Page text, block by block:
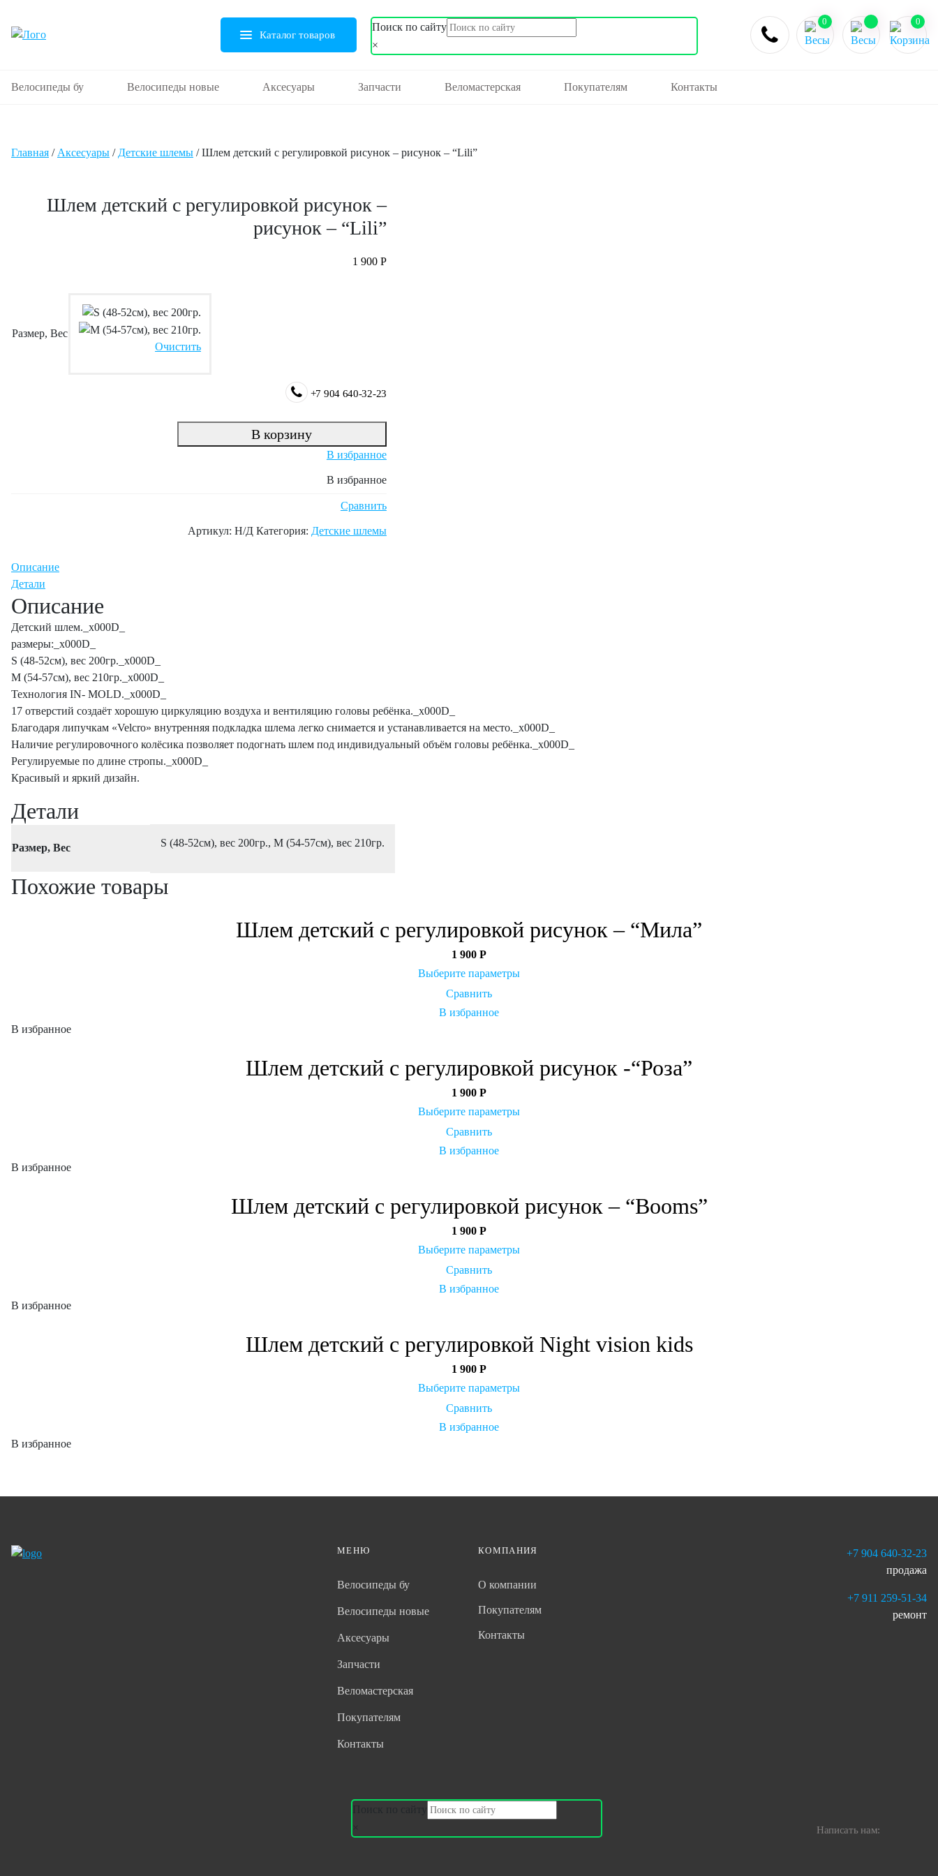
Каталог товаров
Поиск по сайту
×
0 0
Велосипеды бу Велосипеды новые Аксесуары Запчасти Веломастерская Покупателям Контакты
Главная / Аксесуары / Детские шлемы / Шлем детский с регулировкой рисунок – рисунок – “Lili”
Шлем детский с регулировкой рисунок –
рисунок – “Lili”
1 900 Р
Размер, Вес
Очистить
+7 904 640-32-23
В корзину
В избранное
В избранное
Сравнить
Артикул: Н/Д Категория: Детские шлемы
Описание
Детали
Описание
Детский шлем._x000D_
размеры:_x000D_
S (48-52см), вес 200гр._x000D_
М (54-57см), вес 210гр._x000D_
Технология IN- MOLD._x000D_
17 отверстий создаёт хорошую циркуляцию воздуха и вентиляцию головы ребёнка._x000D_
Благодаря липучкам «Velcro» внутренняя подкладка шлема легко снимается и устанавливается на место._x000D_
Наличие регулировочного колёсика позволяет подогнать шлем под индивидуальный объём головы ребёнка._x000D_
Регулируемые по длине стропы._x000D_
Красивый и яркий дизайн.
Детали
Размер, Вес S (48-52см), вес 200гр., М (54-57см), вес 210гр.
Похожие товары
Шлем детский с регулировкой рисунок – “Мила”
1 900 Р
Выберите параметры
Сравнить
В избранное
В избранное
Шлем детский с регулировкой рисунок -“Роза”
1 900 Р
Выберите параметры
Сравнить
В избранное
В избранное
Шлем детский с регулировкой рисунок – “Booms”
1 900 Р
Выберите параметры
Сравнить
В избранное
В избранное
Шлем детский с регулировкой Night vision kids
1 900 Р
Выберите параметры
Сравнить
В избранное
В избранное
МЕНЮ
Велосипеды бу
Велосипеды новые
Аксесуары
Запчасти
Веломастерская
Покупателям
Контакты
КОМПАНИЯ
О компании
Покупателям
Контакты
+7 904 640-32-23
продажа
+7 911 259-51-34
ремонт
Написать нам: